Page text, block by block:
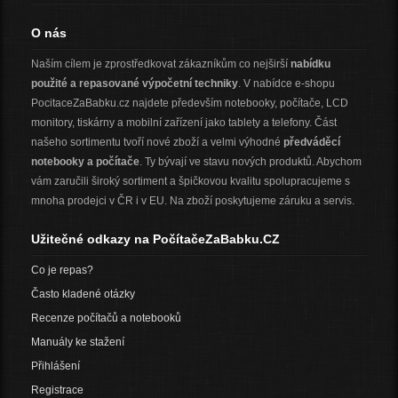
O nás
Naším cílem je zprostředkovat zákazníkům co nejširší nabídku
použité a repasované výpočetní techniky. V nabídce e-shopu
PocitaceZaBabku.cz najdete především notebooky, počítače, LCD
monitory, tiskárny a mobilní zařízení jako tablety a telefony. Část
našeho sortimentu tvoří nové zboží a velmi výhodné předváděcí
notebooky a počítače. Ty bývají ve stavu nových produktů. Abychom
vám zaručili široký sortiment a špičkovou kvalitu spolupracujeme s
mnoha prodejci v ČR i v EU. Na zboží poskytujeme záruku a servis.
Užitečné odkazy na PočítačeZaBabku.CZ
Co je repas?
Často kladené otázky
Recenze počítačů a notebooků
Manuály ke stažení
Přihlášení
Registrace